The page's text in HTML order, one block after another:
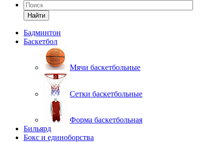
Найти
Бадминтон
Баскетбол
Мячи баскетбольные
Сетки баскетбольные
Форма баскетбольная
Бильярд
Бокс и единоборства